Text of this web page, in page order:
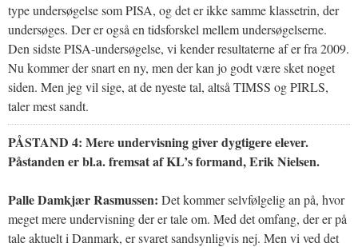
type undersøgelse som PISA, og det er ikke samme klassetrin, der
undersøges. Der er også en tidsforskel mellem undersøgelserne.
Den sidste PISA-undersøgelse, vi kender resultaterne af er fra 2009.
Nu kommer der snart en ny, men der kan jo godt være sket noget
siden. Men jeg vil sige, at de nyeste tal, altså TIMSS og PIRLS,
taler mest sandt.
PÅSTAND 4: Mere undervisning giver dygtigere elever.
Påstanden er bl.a. fremsat af KL’s formand, Erik Nielsen.
Palle Damkjær Rasmussen: Det kommer selvfølgelig an på, hvor
meget mere undervisning der er tale om. Med det omfang, der er på
tale aktuelt i Danmark, er svaret sandsynligvis nej. Men vi ved det